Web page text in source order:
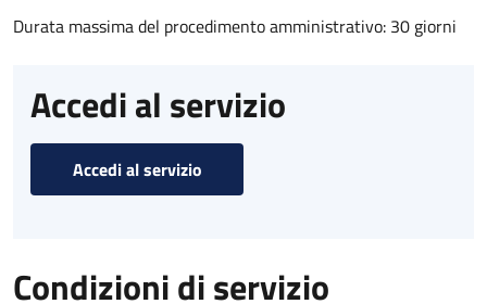
Durata massima del procedimento amministrativo: 30 giorni
Accedi al servizio
Accedi al servizio
Condizioni di servizio